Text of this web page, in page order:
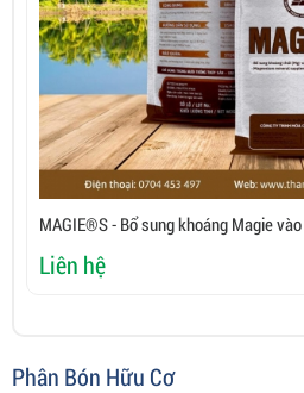
Phân Bón Hữu Cơ
MAGIE®S - Bổ sung khoáng Magie
Liên hệ